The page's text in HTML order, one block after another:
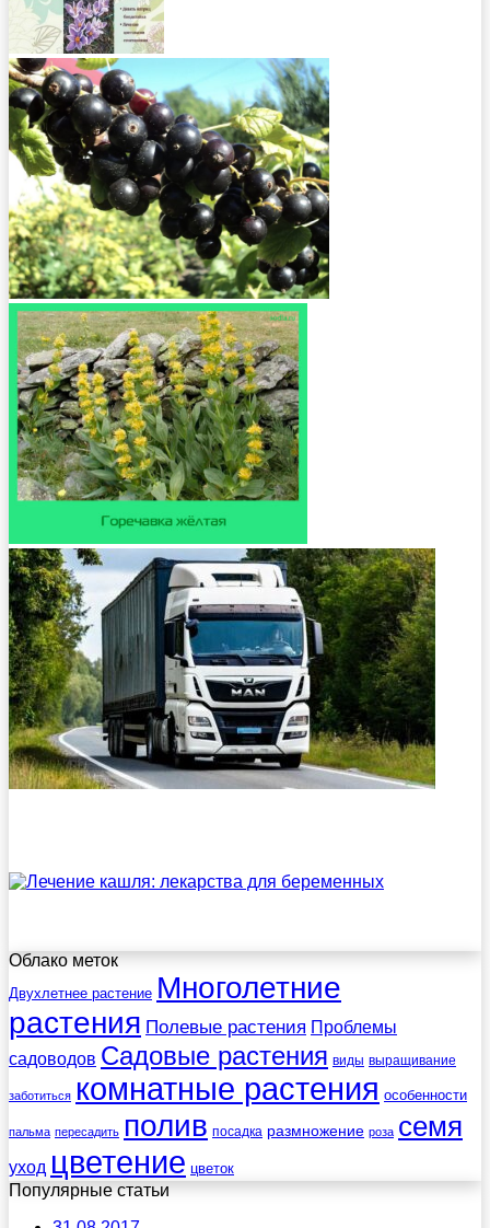
Облако меток
Двухлетнее растение Многолетние
растения Полевые растения Проблемы
садоводов Садовые растения виды выращивание
заботиться комнатные растения особенности
пальма пересадить полив посадка размножение роза семя
уход цветение цветок
Популярные статьи